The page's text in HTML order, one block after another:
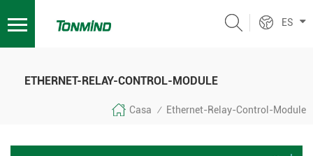
ES
ETHERNET-RELAY-CONTROL-MODULE
Casa / Ethernet-Relay-Control-Module